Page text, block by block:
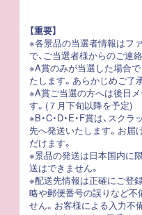
【重要】
※各景品の当選者情報はフ
で、ご当選者様からのご連
※A賞のみが当選した場合
たします。あらかじめご了
※A賞ご当選の方へは後日
す。(７月下旬以降を予定)
※B・C・D・E・F賞は、スク
先へ発送いたします。お届
だけます。
※景品の発送は日本国内に
送はできません。
※配送先情報は正確にご登
略や郵便番号の誤りなど不
せん。お客様による入力不